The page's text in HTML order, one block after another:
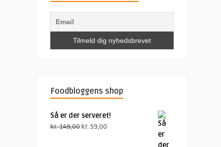
Foodbloggens shop
Så er der serveret!
kr.149,00Den
kr. 59,00